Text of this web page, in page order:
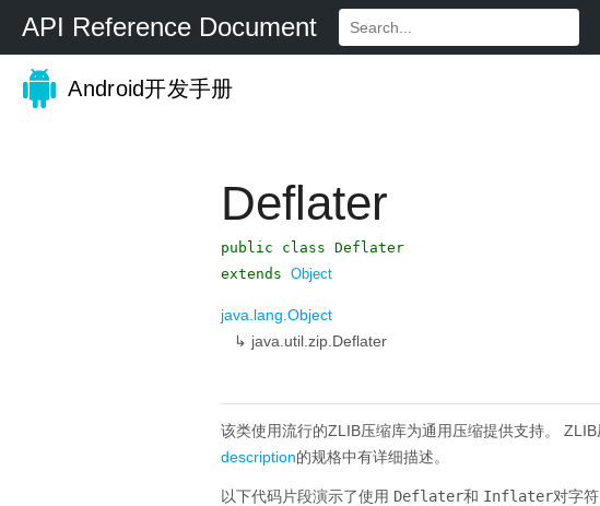
API Reference Document
Android开发手册
Deflater
public class Deflater
extends Object
java.lang.Object
↳ java.util.zip.Deflater
该类使用流行的ZLIB压缩库为通用压缩提供支持。 ZLIB
description的规格中有详细描述。
以下代码片段演示了使用 Deflater和 Inflater对字